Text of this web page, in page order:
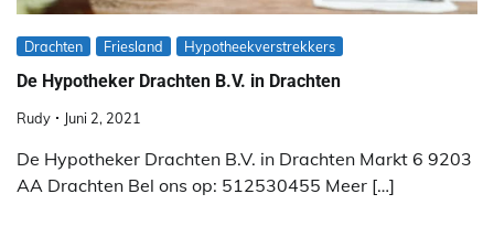
Drachten Friesland Hypotheekverstrekkers
De Hypotheker Drachten B.V. in Drachten
Rudy Juni 2, 2021
De Hypotheker Drachten B.V. in Drachten Markt 6 9203
AA Drachten Bel ons op: 512530455 Meer […]